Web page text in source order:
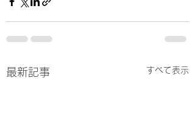
最新記事 すべて表示